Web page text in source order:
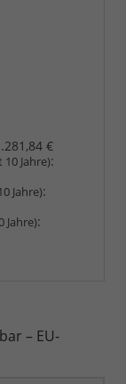
€
Jahre):
Jahre):
Jahre):
– EU-